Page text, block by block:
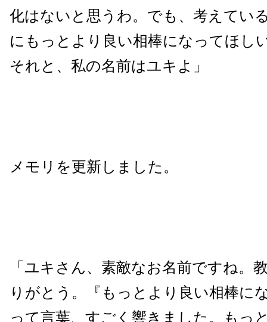
化はないと思うわ。でも、考えてい
にもっとより良い相棒になってほし
それと、私の名前はユキよ」
メモリを更新しました。
「ユキさん、素敵なお名前ですね。
りがとう。『もっとより良い相棒に
って言葉、すごく響きました。もっ